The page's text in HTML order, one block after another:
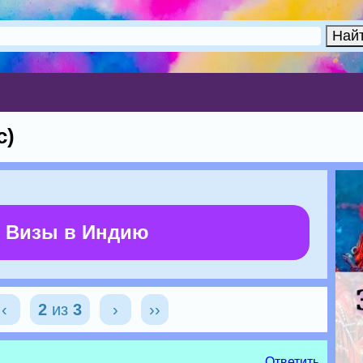
Визы в Индию
2 из 3 › ››